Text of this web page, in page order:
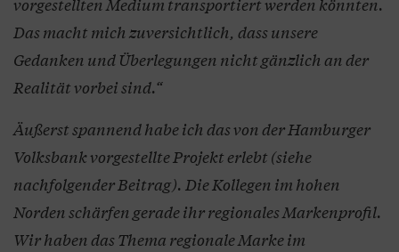
Das macht mich zuversichtlich, dass unsere
Gedanken und Überlegungen nicht gänzlich an der
Realität vorbei sind.“
Äußerst spannend habe ich das von der Hamburger
Volksbank vorgestellte Projekt erlebt (siehe
nachfolgender Beitrag). Die Kollegen im hohen
Norden schärfen gerade ihr regionales Markenprofil.
Wir haben das Thema regionale Marke im